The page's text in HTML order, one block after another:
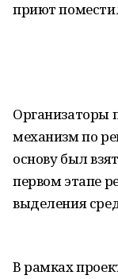
приют
Организаторы
механизм по
основу был
первом этапе
выделения
В рамках